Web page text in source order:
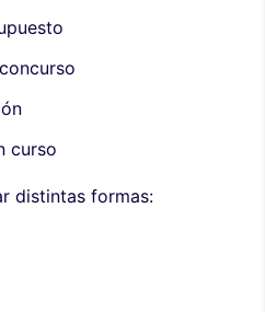
curso
distintas formas: